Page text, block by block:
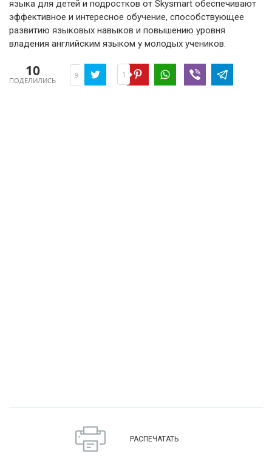
языка для детей и подростков от Skysmart обеспечивают
эффективное и интересное обучение, способствующее
развитию языковых навыков и повышению уровня
владения английским языком у молодых учеников.
10
ПОДЕЛИЛИСЬ
9 1
РАСПЕЧАТАТЬ